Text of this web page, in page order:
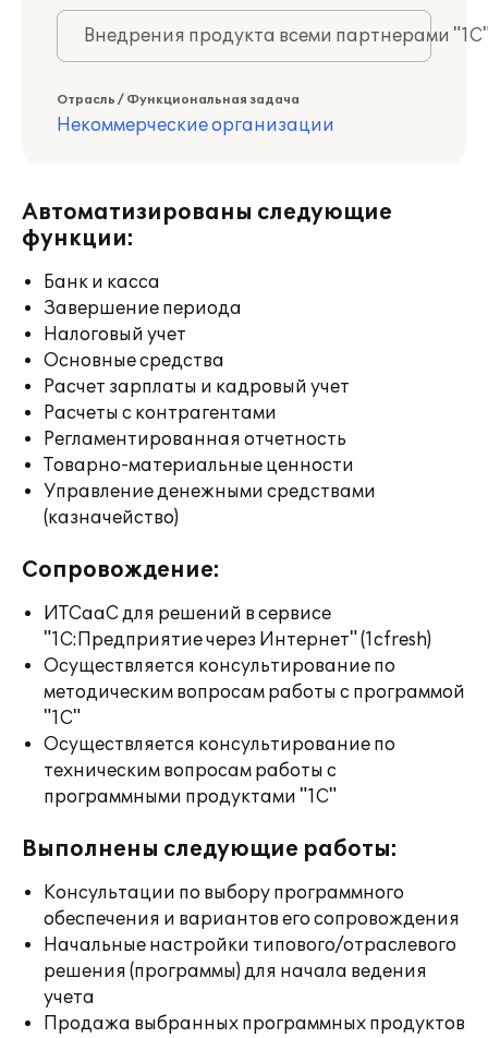
Внедрения продукта всеми партнерами
Отрасль / Функциональная задача
Некоммерческие организации
Автоматизированы следующие
функции:
Банк и касса
Завершение периода
Налоговый учет
Основные средства
Расчет зарплаты и кадровый учет
Расчеты с контрагентами
Регламентированная отчетность
Товарно-материальные ценности
Управление денежными средствами
(казначейство)
Сопровождение:
ИТСааС для решений в сервисе
"1С:Предприятие через Интернет" (1cfresh)
Осуществляется консультирование по
методическим вопросам работы с программой
"1С"
Осуществляется консультирование по
техническим вопросам работы с
программными продуктами "1С"
Выполнены следующие работы:
Консультации по выбору программного
обеспечения и вариантов его сопровождения
Начальные настройки типового/отраслевого
решения (программы) для начала ведения
учета
Продажа выбранных программных продуктов